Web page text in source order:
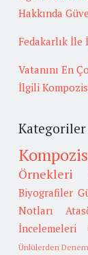
Hakkında
Fedakarlık İle
Vatanını En
İlgili
Kategoriler
Örnekleri
Biyografiler
Notları
İncelemeleri
Ünlülerden